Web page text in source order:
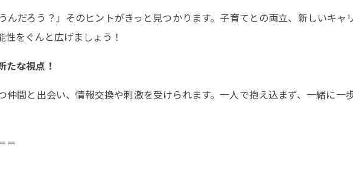
んだろう？」そのヒントがきっと見つかります。子育てとの両立、新しいキャ
をぐんと広げましょう！
たな視点！
仲間と出会い、情報交換や刺激を受けられます。一人で抱え込まず、一緒に一
＝